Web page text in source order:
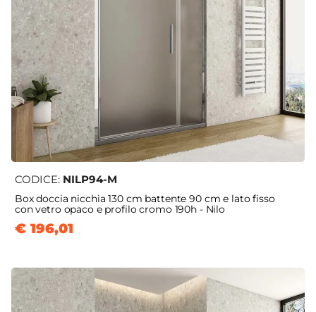
CODICE: NILP94-M
Box doccia nicchia 130 cm battente 90 cm e lato fisso
con vetro opaco e profilo cromo 190h - Nilo
€ 196,01